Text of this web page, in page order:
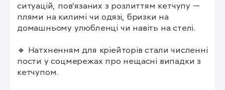
ситуацій, пов’язаних з розлиттям кетчупу —
плями на килимі чи одязі, бризки на
домашньому улюбленці чи навіть на стелі.
🔸 Натхненням для кріейторів стали численні
пости у соцмережах про нещасні випадки з
кетчупом.